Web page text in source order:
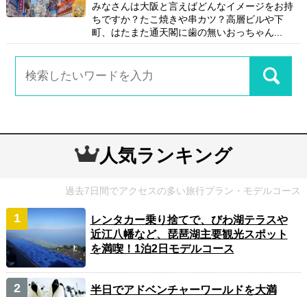
みなさんは大阪と言えばどんなイメージをお持
ちですか？たこ焼きや串カツ？高層ビルや下
町、はたまた通天閣に歯の無いおっちゃん...
人気ランキング
過去7日間でアクセスの多い旅行プラン・モデルコース
レンタカー乗り捨てで、びわ湖テラスや
近江八幡など、琵琶湖主要観光スポット
を満喫！1泊2日モデルコース
半日でアドベンチャーワールドを大満